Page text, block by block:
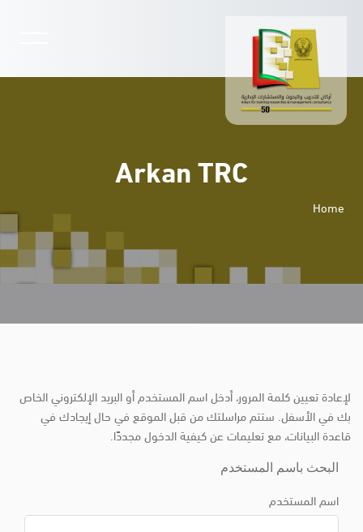
Arkan TRC
Home
لإعادة تعيين كلمة المرور، أدخل اسم المستخدم أو البريد الإلكتروني الخاص
بك في الأسفل. ستتم مراسلتك من قبل الموقع في حال إيجادك في
قاعدة البيانات، مع تعليمات عن كيفية الدخول مجددًا.
البحث باسم المستخدم
اسم المستخدم